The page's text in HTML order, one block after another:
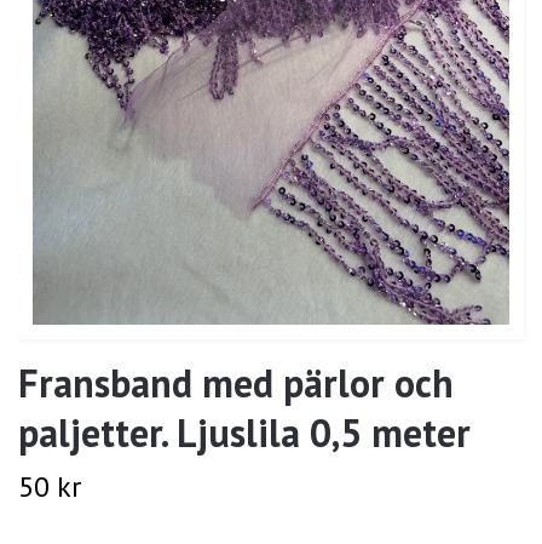
Fransband med pärlor och
paljetter. Ljuslila 0,5 meter
50 kr